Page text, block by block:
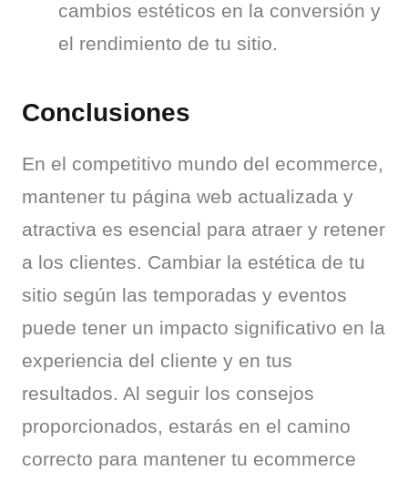
cambios estéticos en la conversión y
el rendimiento de tu sitio.
Conclusiones
En el competitivo mundo del ecommerce,
mantener tu página web actualizada y
atractiva es esencial para atraer y retener
a los clientes. Cambiar la estética de tu
sitio según las temporadas y eventos
puede tener un impacto significativo en la
experiencia del cliente y en tus
resultados. Al seguir los consejos
proporcionados, estarás en el camino
correcto para mantener tu ecommerce